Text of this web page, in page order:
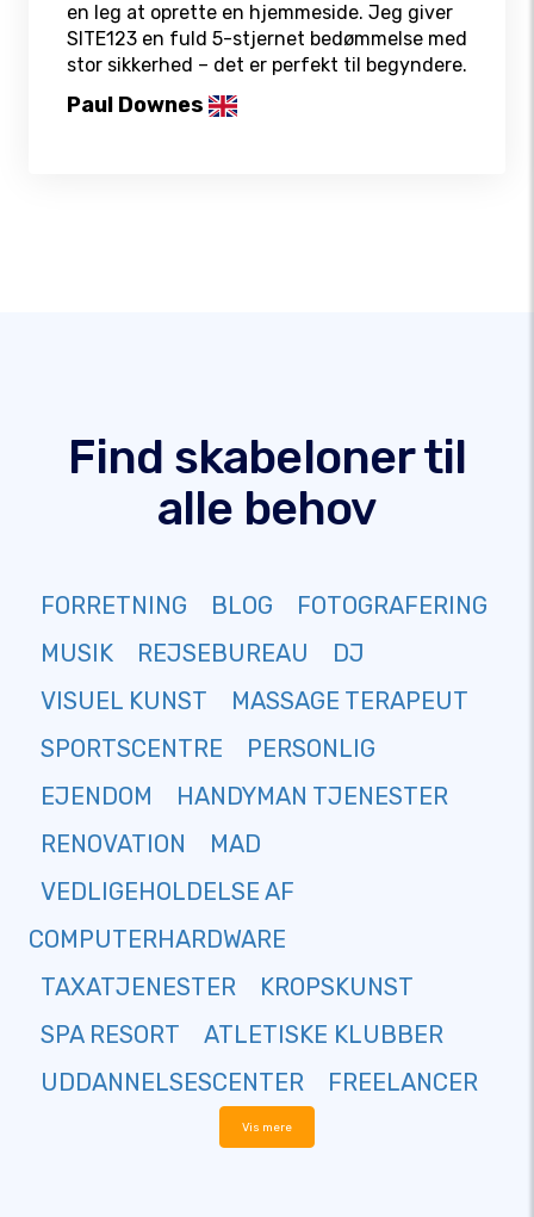
en leg at oprette en hjemmeside. Jeg giver
SITE123 en fuld 5-stjernet bedømmelse med
stor sikkerhed – det er perfekt til begyndere.
Paul Downes
Find skabeloner til
alle behov
FORRETNING BLOG
FOTOGRAFERING
MUSIK
REJSEBUREAU
DJ
VISUEL KUNST
MASSAGE TERAPEUT
SPORTSCENTRE
PERSONLIG
EJENDOM
HANDYMAN TJENESTER
RENOVATION
MAD
VEDLIGEHOLDELSE AF
COMPUTERHARDWARE
TAXATJENESTER
KROPSKUNST
SPA RESORT
ATLETISKE KLUBBER
UDDANNELSESCENTER
FREELANCER
Vis mere